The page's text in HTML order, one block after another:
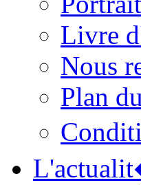
Livre
Nous
Plan